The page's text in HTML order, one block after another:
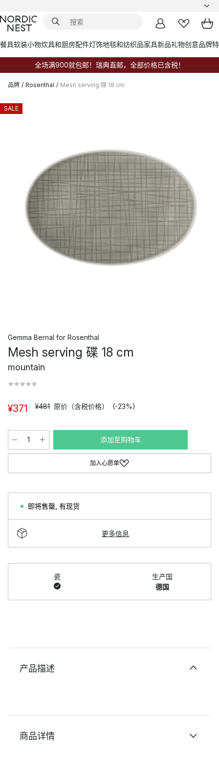
餐具软装小物炊具和厨房配件灯饰地毯和纺织品家具新品礼物创意品牌
全场满900就包邮！瑞典直邮，全部价格已含税！
品牌 / Rosenthal / Mesh serving 碟 18 cm
SALE
Gemma Bernal for Rosenthal
Mesh serving 碟 18 cm
mountain
¥371 ¥481 原价（含税价格） (-23%)
添加至购物车
加入心愿单
即将售罄 有现货
更多信息
瓷
生产国
德国
产品描述
商品详情